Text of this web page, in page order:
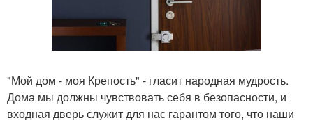
"Мой дом - моя Крепость" - гласит народная мудрость.
Дома мы должны чувствовать себя в безопасности, и
входная дверь служит для нас гарантом того, что наши